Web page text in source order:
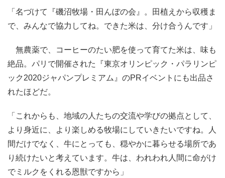
「名づけて『磯沼牧場・田んぼの会』。田植えから収穫ま
で、みんなで協力してね。できた米は、分け合うんです」
無農薬で、コーヒーのたい肥を使って育てた米は、味も
絶品。パリで開催された『東京オリンピック・パラリンピ
ック2020ジャパンプレミアム』のPRイベントにも出品さ
れたほどだ。
「これからも、地域の人たちの交流や学びの拠点として、
より身近に、より楽しめる牧場にしていきたいですね。人
間だけでなく、牛にとっても、穏やかに暮らせる場所であ
り続けたいと考えています。牛は、われわれ人間に命がけ
でミルクをくれる恩獣ですから」